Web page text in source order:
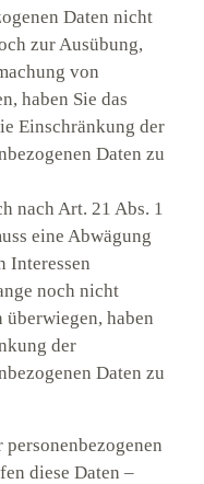
Daten nicht
zur Ausübung,
von
haben Sie das
Einschränkung der
Daten zu
nach Art. 21 Abs. 1
eine Abwägung
Interessen
noch nicht
überwiegen, haben
der
Daten zu
diese Daten –